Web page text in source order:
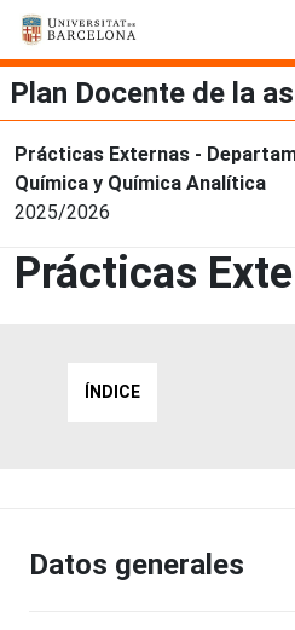
Plan Docente de la
Prácticas Externas -
Química y Química Analítica
2025/2026
Prácticas
ÍNDICE
Datos generales